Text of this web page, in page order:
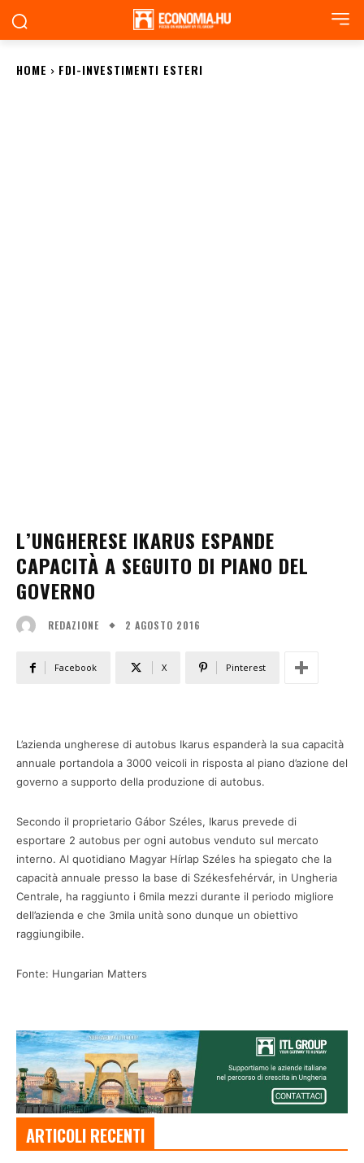
HOME FDI-INVESTIMENTI ESTERI
L’UNGHERESE IKARUS ESPANDE
CAPACITÀ A SEGUITO DI PIANO DEL
GOVERNO
REDAZIONE 2 AGOSTO 2016
Facebook X Pinterest
L’azienda ungherese di autobus Ikarus espanderà la sua capacità
annuale portandola a 3000 veicoli in risposta al piano d’azione del
governo a supporto della produzione di autobus.
Secondo il proprietario Gábor Széles, Ikarus prevede di
esportare 2 autobus per ogni autobus venduto sul mercato
interno. Al quotidiano Magyar Hírlap Széles ha spiegato che la
capacità annuale presso la base di Székesfehérvár, in Ungheria
Centrale, ha raggiunto i 6mila mezzi durante il periodo migliore
dell’azienda e che 3mila unità sono dunque un obiettivo
raggiungibile.
Fonte: Hungarian Matters
ARTICOLI RECENTI